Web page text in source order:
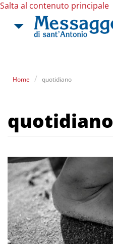
Salta al contenuto principale
Home quotidiano
quotidiano